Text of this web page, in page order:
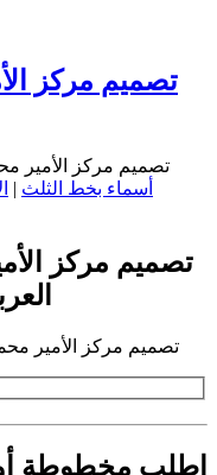
تصميم مركز
أسماء بخط الثلث |
تصميم مركز
تصميم مركز الأمير
اطلب مخطوطة